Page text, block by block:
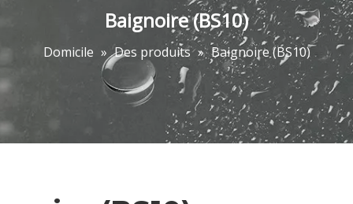
Baignoire (BS10)
Domicile » Des produits » Baignoire (BS10)